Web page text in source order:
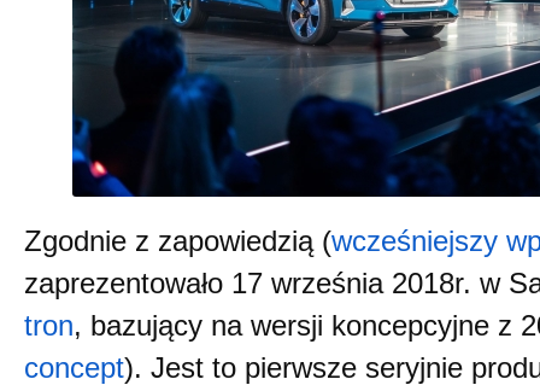
Zgodnie z zapowiedzią (wcześniejszy
zaprezentowało 17 września 2018r. w
tron, bazujący na wersji koncepcyjne z
concept). Jest to pierwsze seryjnie